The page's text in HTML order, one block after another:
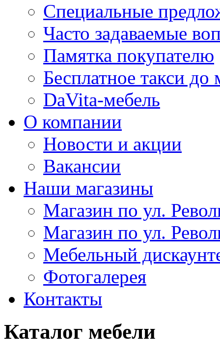
Специальные
Часто задаваемые
Памятка покупателю
Бесплатное такси до
DaVita-мебель
О компании
Новости и акции
Вакансии
Наши магазины
Магазин по ул.
Магазин по ул.
Мебельный
Фотогалерея
Контакты
Каталог мебели